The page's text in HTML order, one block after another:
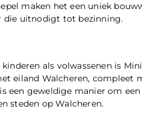
maken het een uniek
die uitnodigt tot bezinning.
als volwassenen is
eiland Walcheren, compleet
een geweldige manier om
steden op Walcheren.